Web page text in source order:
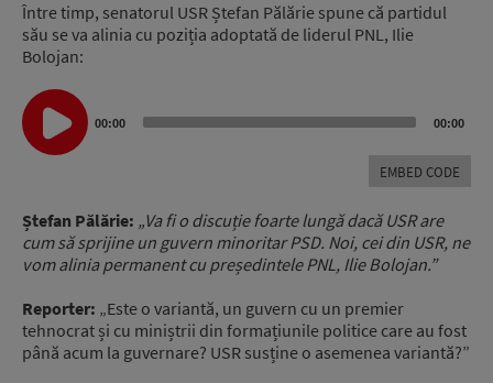
Între timp, senatorul USR Ștefan Pălărie spune că partidul
său se va alinia cu poziția adoptată de liderul PNL, Ilie
Bolojan:
Audio
Player
00:00 00:00
EMBED CODE
Ștefan Pălărie: „Va fi o discuție foarte lungă dacă USR are
cum să sprijine un guvern minoritar PSD. Noi, cei din USR, ne
vom alinia permanent cu președintele PNL, Ilie Bolojan.”
Reporter: „Este o variantă, un guvern cu un premier
tehnocrat și cu miniștrii din formațiunile politice care au fost
până acum la guvernare? USR susține o asemenea variantă?”